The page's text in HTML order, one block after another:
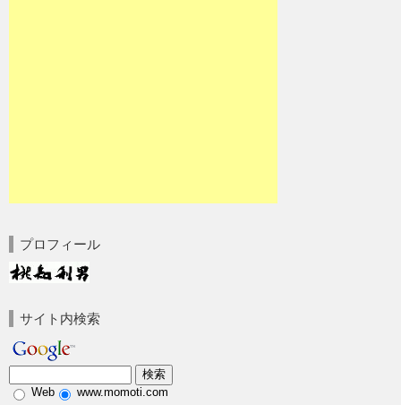
プロフィール
サイト内検索
Web www.momoti.com